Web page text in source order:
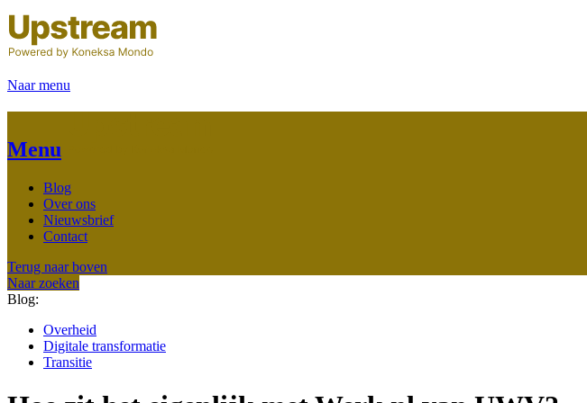
Naar menu
Menu
Blog
Over ons
Nieuwsbrief
Contact
Terug naar boven
Naar zoeken
Blog:
Overheid
Digitale transformatie
Transitie